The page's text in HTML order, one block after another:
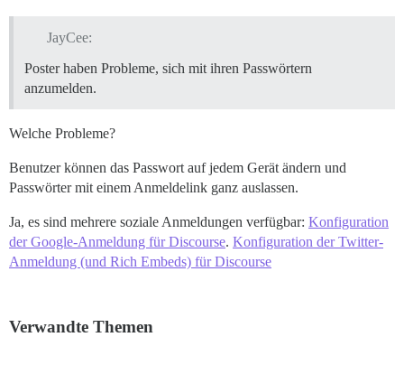
JayCee:
Poster haben Probleme, sich mit ihren Passwörtern
anzumelden.
Welche Probleme?
Benutzer können das Passwort auf jedem Gerät ändern und
Passwörter mit einem Anmeldelink ganz auslassen.
Ja, es sind mehrere soziale Anmeldungen verfügbar: Konfiguration
der Google-Anmeldung für Discourse. Konfiguration der Twitter-
Anmeldung (und Rich Embeds) für Discourse
Verwandte Themen